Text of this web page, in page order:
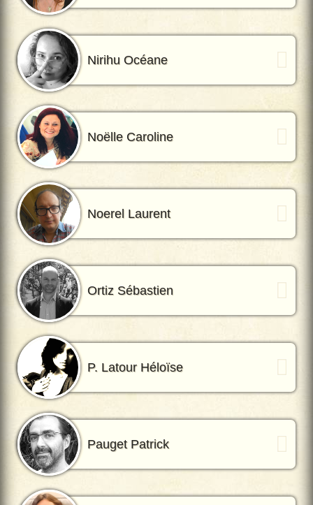
Nirihu Océane
Noëlle Caroline
Noerel Laurent
Ortiz Sébastien
P. Latour Héloïse
Pauget Patrick